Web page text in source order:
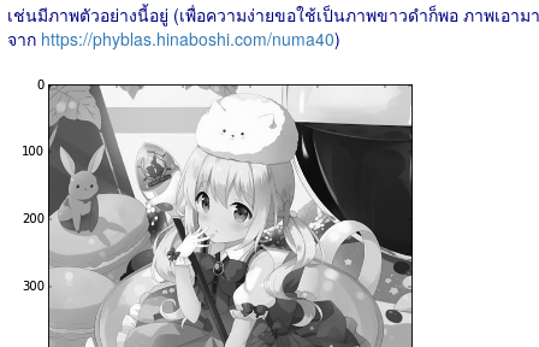
เช่นมีภาพตัวอย่างนี้อยู่ (เพื่อความง่ายขอใช้เป็นภาพขาวดำก็พอ ภาพเอามา
จาก https://phyblas.hinaboshi.com/numa40)